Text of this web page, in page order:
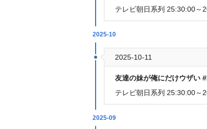
テレビ朝日系列 25:30:00～
2025-10
2025-10-11
友達の妹が俺にだけウザい
テレビ朝日系列 25:30:00～
2025-09